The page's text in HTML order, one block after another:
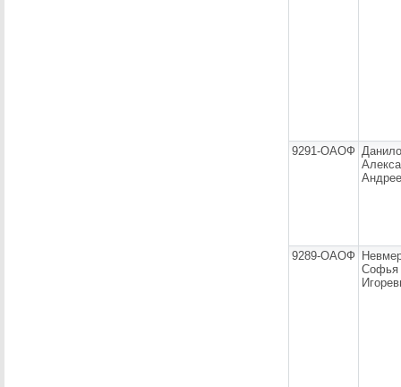
9291-ОАОФ
9289-ОАОФ
Софья